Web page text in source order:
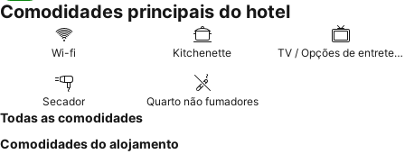
Comodidades principais do hotel
Wi-fi Kitchenette TV / Opções de entretenimento
Secador Quarto não fumadores
Todas as comodidades
Comodidades do alojamento